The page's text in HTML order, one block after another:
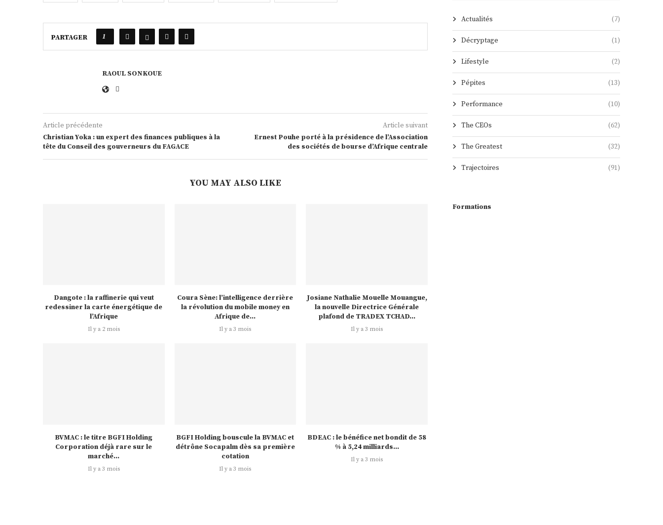
PARTAGER 1
RAOUL SONKOUE
Article précédente
Christian Yoka : un expert des finances publiques à la
tête du Conseil des gouverneurs du FAGACE
Article suivant
Ernest Pouhe porté à la présidence de l’Association
des sociétés de bourse d’Afrique centrale
YOU MAY ALSO LIKE
Dangote : la raffinerie qui veut
redessiner la carte énergétique de
l’Afrique
Il y a 2 mois
Coura Sène: l’intelligence derrière
la révolution du mobile money en
Afrique de...
Il y a 3 mois
Josiane Nathalie Mouelle Mouangue,
la nouvelle Directrice Générale
plafond de TRADEX TCHAD...
Il y a 3 mois
BVMAC : le titre BGFI Holding
Corporation déjà rare sur le
marché...
Il y a 3 mois
BGFI Holding bouscule la BVMAC et
détrône Socapalm dès sa première
cotation
Il y a 3 mois
BDEAC : le bénéfice net bondit de 58
% à 5,24 milliards...
Il y a 3 mois
Actualités (7)
Décryptage (1)
Lifestyle (2)
Pépites (13)
Performance (10)
The CEOs (62)
The Greatest (32)
Trajectoires (91)
Formations